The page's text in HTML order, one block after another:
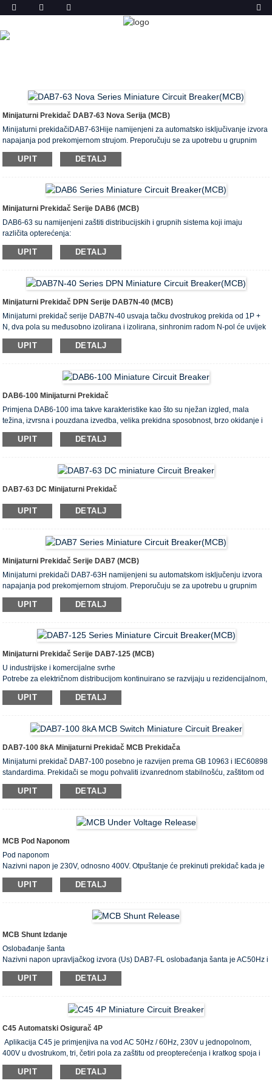
PROIZVODA
Minijaturni Prekidač DAB7-63 Nova Serija (MCB)
Minijaturni prekidačiDAB7-63Hije namijenjeni za automatsko isključivanje izvora
napajanja pod prekomjernom strujom. Preporučuju se za upotrebu u grupnim
pločama (stanovi i pod) i razdjelnicima stambenih, domaćih, javnih i
administrativnih zgrada.
ASTA, SEMKO, CB, CE certifikat.
UPIT DETALJ
Minijaturni Prekidač Serije DAB6 (MCB)
DAB6-63 su namijenjeni zaštiti distribucijskih i grupnih sistema koji imaju
različita opterećenja:
- električni uređaji, rasvjeta - prekidači karakteristike V;
- pogoni s umjerenim startnim strujama (kompresor, grupa ventilatora) - prekidači
- pogoni sa visokim startnim strujama (mehanizmi za podizanje, pumpe) - D
karakteristične sklopke;
Minijaturni prekidači DAB6-63 preporučuju se za upotrebu u električnim
UPIT DETALJ
Minijaturni Prekidač DPN Serije DAB7N-40 (MCB)
Minijaturni prekidač serije DAB7N-40 usvaja tačku dvostrukog prekida od 1P +
N, dva pola su međusobno izolirana i izolirana, sinhronim radom N-pol će uvijek
napraviti prvi, a kasnije se slomiti, što garantuje kapacitet prekida električnog
luka zaštićeni stub, također osigurava sigurnost kontroliranih krugova i električne
UPIT DETALJ
DAB6-100 Minijaturni Prekidač
Primjena DAB6-100 ima takve karakteristike kao što su nježan izgled, mala
težina, izvrsna i pouzdana izvedba, velika prekidna sposobnost, brzo okidanje i
montiran željeznicom. U svom kućištu i komponentama prihvaćena je dugotrajna
plastika visoke otpornosti na vatru i otpornost na udarce. Uglavnom služi za
tri ili četiri pola od preopterećenja ili kratkog spoja, a također i za nerijetko
izrađivanje i lomljenje električnih uređaja i veza ...
UPIT DETALJ
DAB7-63 DC Minijaturni Prekidač
UPIT DETALJ
Minijaturni Prekidač Serije DAB7 (MCB)
Minijaturni prekidači DAB7-63H namijenjeni su automatskom isključenju izvora
napajanja pod prekomjernom strujom. Preporučuju se za upotrebu u grupnim
pločama (stan i pod) i razvodnim pločama stambenih, domaćih, javnih i
administrativnih zgrada.
ASTA, SEMKO, CB, CE certifikat.
UPIT DETALJ
Minijaturni Prekidač Serije DAB7-125 (MCB)
U industrijske i komercijalne svrhe
Potrebe za električnom distribucijom kontinuirano se razvijaju u rezidencijalnom,
komercijalnom i industrijskom sektoru. Poboljšana operativna sigurnost,
kontinuitet usluge, veća pogodnost i operativni troškovi poprimili su ogroman
promjenjivim potrebama.
UPIT DETALJ
DAB7-100 8kA Minijaturni Prekidač MCB Prekidača
Minijaturni prekidač DAB7-100 posebno je razvijen prema GB 10963 i IEC60898
standardima. Prekidači se mogu pohvaliti izvanrednom stabilnošću, zaštitom od
kratkog spoja, zaštitom od preopterećenja, kratkim vremenom otvaranja i velikim
indeksom prekidne moći, sve u jednom minijaturnom dizajnu.
Glavne funkcije: zaštita od kratkog spoja, zaštita od preopterećenja i električna
izolacija.
UPIT DETALJ
MCB Pod Naponom
Pod naponom
Nazivni napon je 230V, odnosno 400V. Otpuštanje će prekinuti prekidač kada je
stvarni napon između 70% Ue-35% Ue; otpuštanje će spriječiti zatvaranje
prekidača kada je stvarni napon ispod 35% Ue; otpuštanje će zatvoriti prekidač
UPIT DETALJ
MCB Shunt Izdanje
Oslobađanje šanta
Nazivni napon upravljačkog izvora (Us) DAB7-FL oslobađanja šanta je AC50Hz i
24V do 110V, 110V do 400V, DC 24V do 60V, 110V do 220V, kada je primijenjeni
strujni napon od 70% Us do 110% Us, šant otpuštanje će djelovati pouzdano i
UPIT DETALJ
C45 Automatski Osigurač 4P
Aplikacija C45 je primjenjiva na vod AC 50Hz / 60Hz, 230V u jednopolnom,
400V u dvostrukom, tri, četiri pola za zaštitu od preopterećenja i kratkog spoja i
nazivne struje do 63A. Također se može koristiti za rijetke pretvorbe vodova u
normalnim uvjetima. Prekidač je primjenjiv na sistem distribucije rasvjete u
UPIT DETALJ